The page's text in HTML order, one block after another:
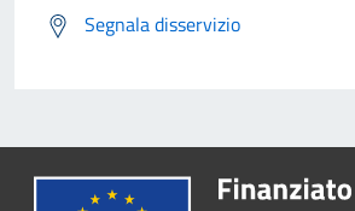
Segnala disservizio